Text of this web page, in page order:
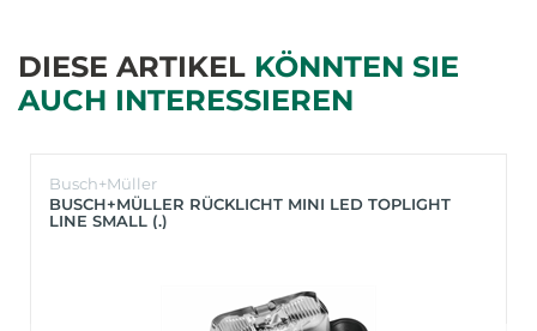
DIESE ARTIKEL KÖNNTEN SIE
AUCH INTERESSIEREN
Busch+Müller
BUSCH+MÜLLER RÜCKLICHT MINI LED TOPLIGHT
LINE SMALL (.)